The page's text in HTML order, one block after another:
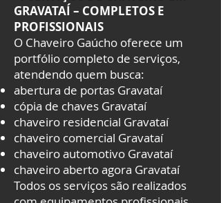
GRAVATAÍ – COMPLETOS E
PROFISSIONAIS
O Chaveiro Gaúcho oferece um
portfólio completo de serviços,
atendendo quem busca:
abertura de portas Gravataí
cópia de chaves Gravataí
chaveiro residencial Gravataí
chaveiro comercial Gravataí
chaveiro automotivo Gravataí
chaveiro aberto agora Gravataí
Todos os serviços são realizados